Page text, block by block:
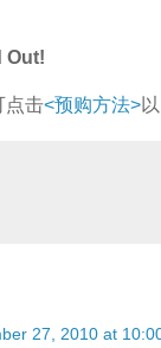
Out!
点击<预购方法>
27, 2010 at